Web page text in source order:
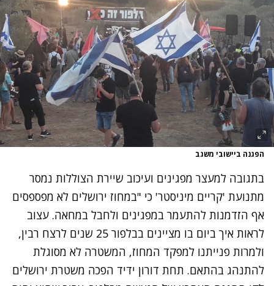
הפגנה ביישובי משגב
בתגובה למעצר מפגינים ועיכוב שיירת הצוללות נמסר
מתנועת 'קריים מיניסטר' כי "במחוז ירושלים לא מפספסים
אף הזדמנות להתעמר במפגינים ולחבל במחאה. עצוב
לראות איך ביום בו מציינים בבלפור 25 שנים לרצח רבין,
ולמרות פנייתנו למפקד המחוז, המשטרה לא מסוגלת
להתנהג בהתאם. תחת דורון ידיד הפכה משטרת ירושלים